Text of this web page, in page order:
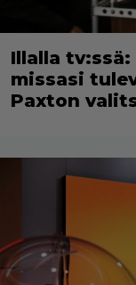
Illalla
missasi
Paxton